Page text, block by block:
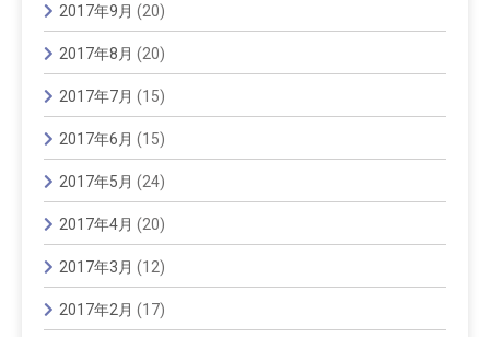
2017年9月 (20)
2017年8月 (20)
2017年7月 (15)
2017年6月 (15)
2017年5月 (24)
2017年4月 (20)
2017年3月 (12)
2017年2月 (17)